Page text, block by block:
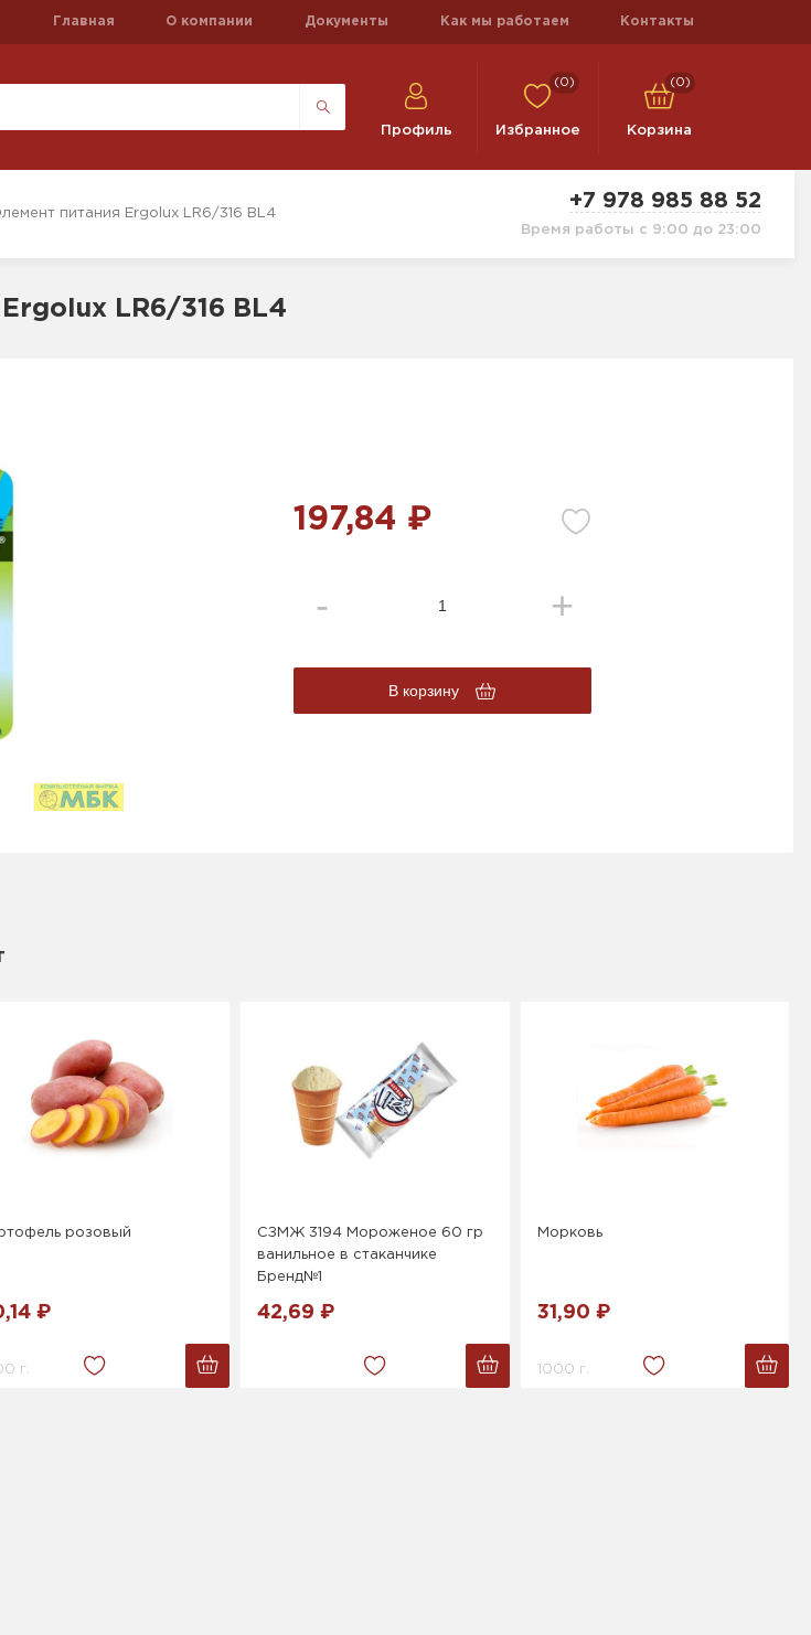
Главная О компании Документы Как мы работаем Контакты
Профиль
(0)
Избранное
(0)
Корзина
питания Ergolux LR6/316 BL4
+7 978 985 88 52
Время работы с 9:00 до 23:00
LR6/316 BL4
197,84 ₽
В корзину
розовый
₽
г.
СЗМЖ 3194 Мороженое 60 гр
ванильное в стаканчике
Бренд№1
42,69 ₽
Морковь
31,90 ₽
1000 г.